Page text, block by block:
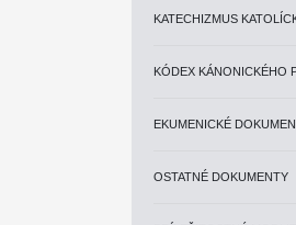
KATECHIZMUS
KÓDEX KÁNONICKÉHO
EKUMENICKÉ
OSTATNÉ DOKUMENTY